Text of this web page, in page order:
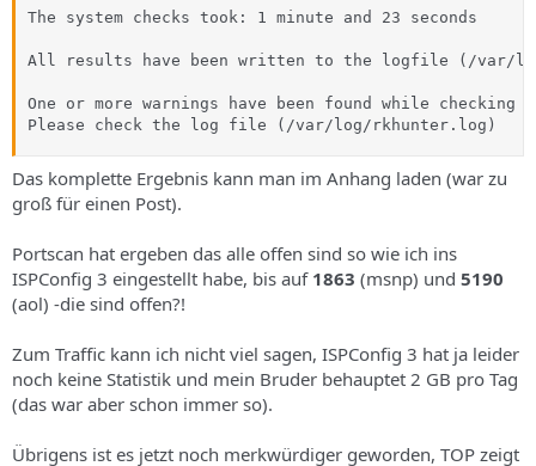
The system checks took: 1 minute and 23 seconds
All results have been written to the logfile (/var/
One or more warnings have been found while checking
Please check the log file (/var/log/rkhunter.log)
Das komplette Ergebnis kann man im Anhang laden (war zu
groß für einen Post).
Portscan hat ergeben das alle offen sind so wie ich ins
ISPConfig 3 eingestellt habe, bis auf 1863 (msnp) und 5190
(aol) -die sind offen?!
Zum Traffic kann ich nicht viel sagen, ISPConfig 3 hat ja leider
noch keine Statistik und mein Bruder behauptet 2 GB pro Tag
(das war aber schon immer so).
Übrigens ist es jetzt noch merkwürdiger geworden, TOP zeigt